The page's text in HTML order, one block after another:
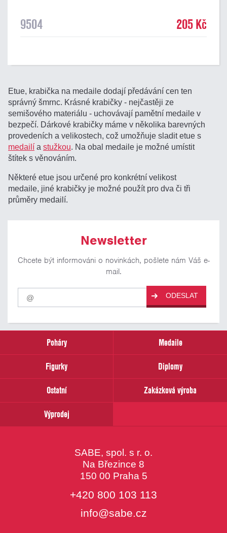
9504 205 Kč
Etue, krabička na medaile dodají předávání cen ten
správný šmrnc. Krásné krabičky - nejčastěji ze
semišového materiálu - uchovávají pamětní medaile v
bezpečí. Dárkové krabičky máme v několika barevných
provedeních a velikostech, což umožňuje sladit etue s
medailíastužkou. Na obal medaile je možné umístit
štítek s věnováním.
Některé etue jsou určené pro konkrétní velikost
medaile, jiné krabičky je možné použít pro dva či tři
průměry medailí.
Newsletter
Chcete být informováni o novinkách, pošlete nám Váš e-
mail.
Pro
odběr
našich
email
ODESLAT
Poháry
Medaile
Figurky
Diplomy
Ostatní
Zakázková výroba
Výprodej
SABE, spol. s r. o.
Na Březince 8
150 00 Praha 5
+420 800 103 113
info@sabe.cz